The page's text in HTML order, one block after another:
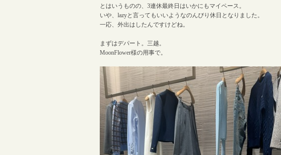
とはいうものの、3連休最終日はいかにもマイペース。
いや、lazyと言ってもいいようなのんびり休日となりました。
一応、外出はしたんですけどね。
まずはデパート。三越。
MoonFlower様の用事で。